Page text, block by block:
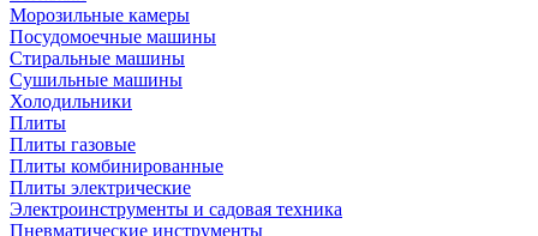
Морозильные камеры
Посудомоечные машины
Стиральные машины
Сушильные машины
Холодильники
Плиты
Плиты газовые
Плиты комбинированные
Плиты электрические
Электроинструменты и садовая техника
Пневматические инструменты